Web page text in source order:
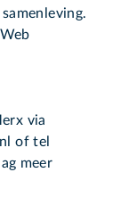
via
of tel
meer